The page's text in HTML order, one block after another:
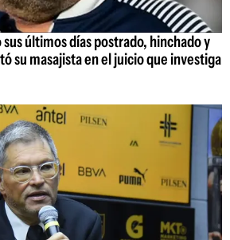
últimos días postrado, hinchado y
su masajista en el juicio que investiga